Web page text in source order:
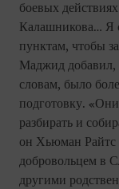
боевых
Калашникова… Я
пунктам, чтобы
Маджид добавил,
словам, было
подготовку. «Они
разбирать и
он Хьюман
добровольцем в
другими